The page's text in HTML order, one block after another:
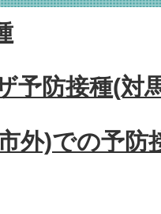
予防接種(対
外)での予防